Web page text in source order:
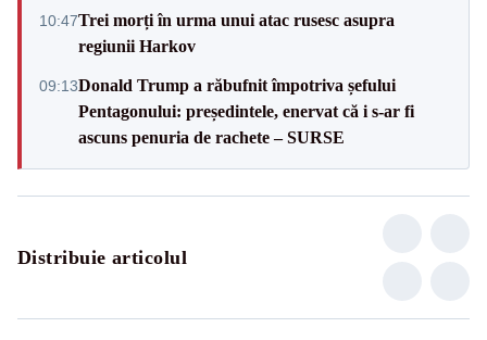
10:47Trei morți în urma unui atac rusesc asupra
regiunii Harkov
09:13Donald Trump a răbufnit împotriva șefului
Pentagonului: președintele, enervat că i s-ar fi
ascuns penuria de rachete – SURSE
Distribuie articolul